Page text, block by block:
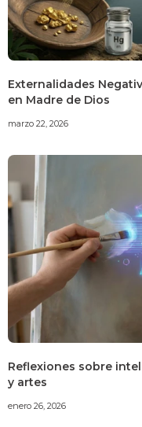
Externalidades
en Madre de Dios
marzo 22, 2026
Reflexiones sobre
y artes
enero 26, 2026